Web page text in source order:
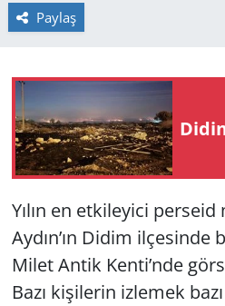
Paylaş
Yılın en etkileyici
Aydın’ın Didim ilçesinde
Milet Antik Kenti’nde
Bazı kişilerin izlemek
RESMİ İLANLAR
SİYASET
SPOR